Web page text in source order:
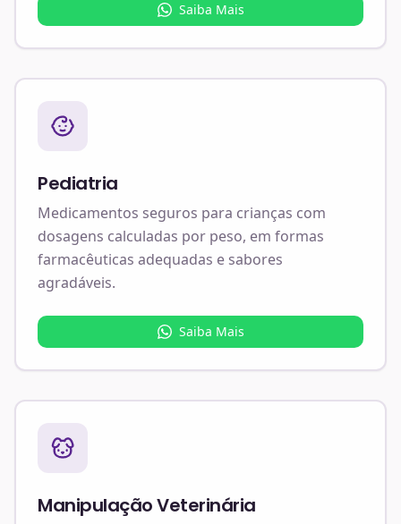
Saiba Mais
Pediatria
Medicamentos seguros para crianças com
dosagens calculadas por peso, em formas
farmacêuticas adequadas e sabores
agradáveis.
Saiba Mais
Manipulação Veterinária